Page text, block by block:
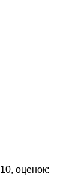
10, оценок: